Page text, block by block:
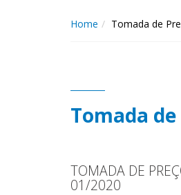
Home Tomada de
Tomada de
TOMADA DE
01/2020